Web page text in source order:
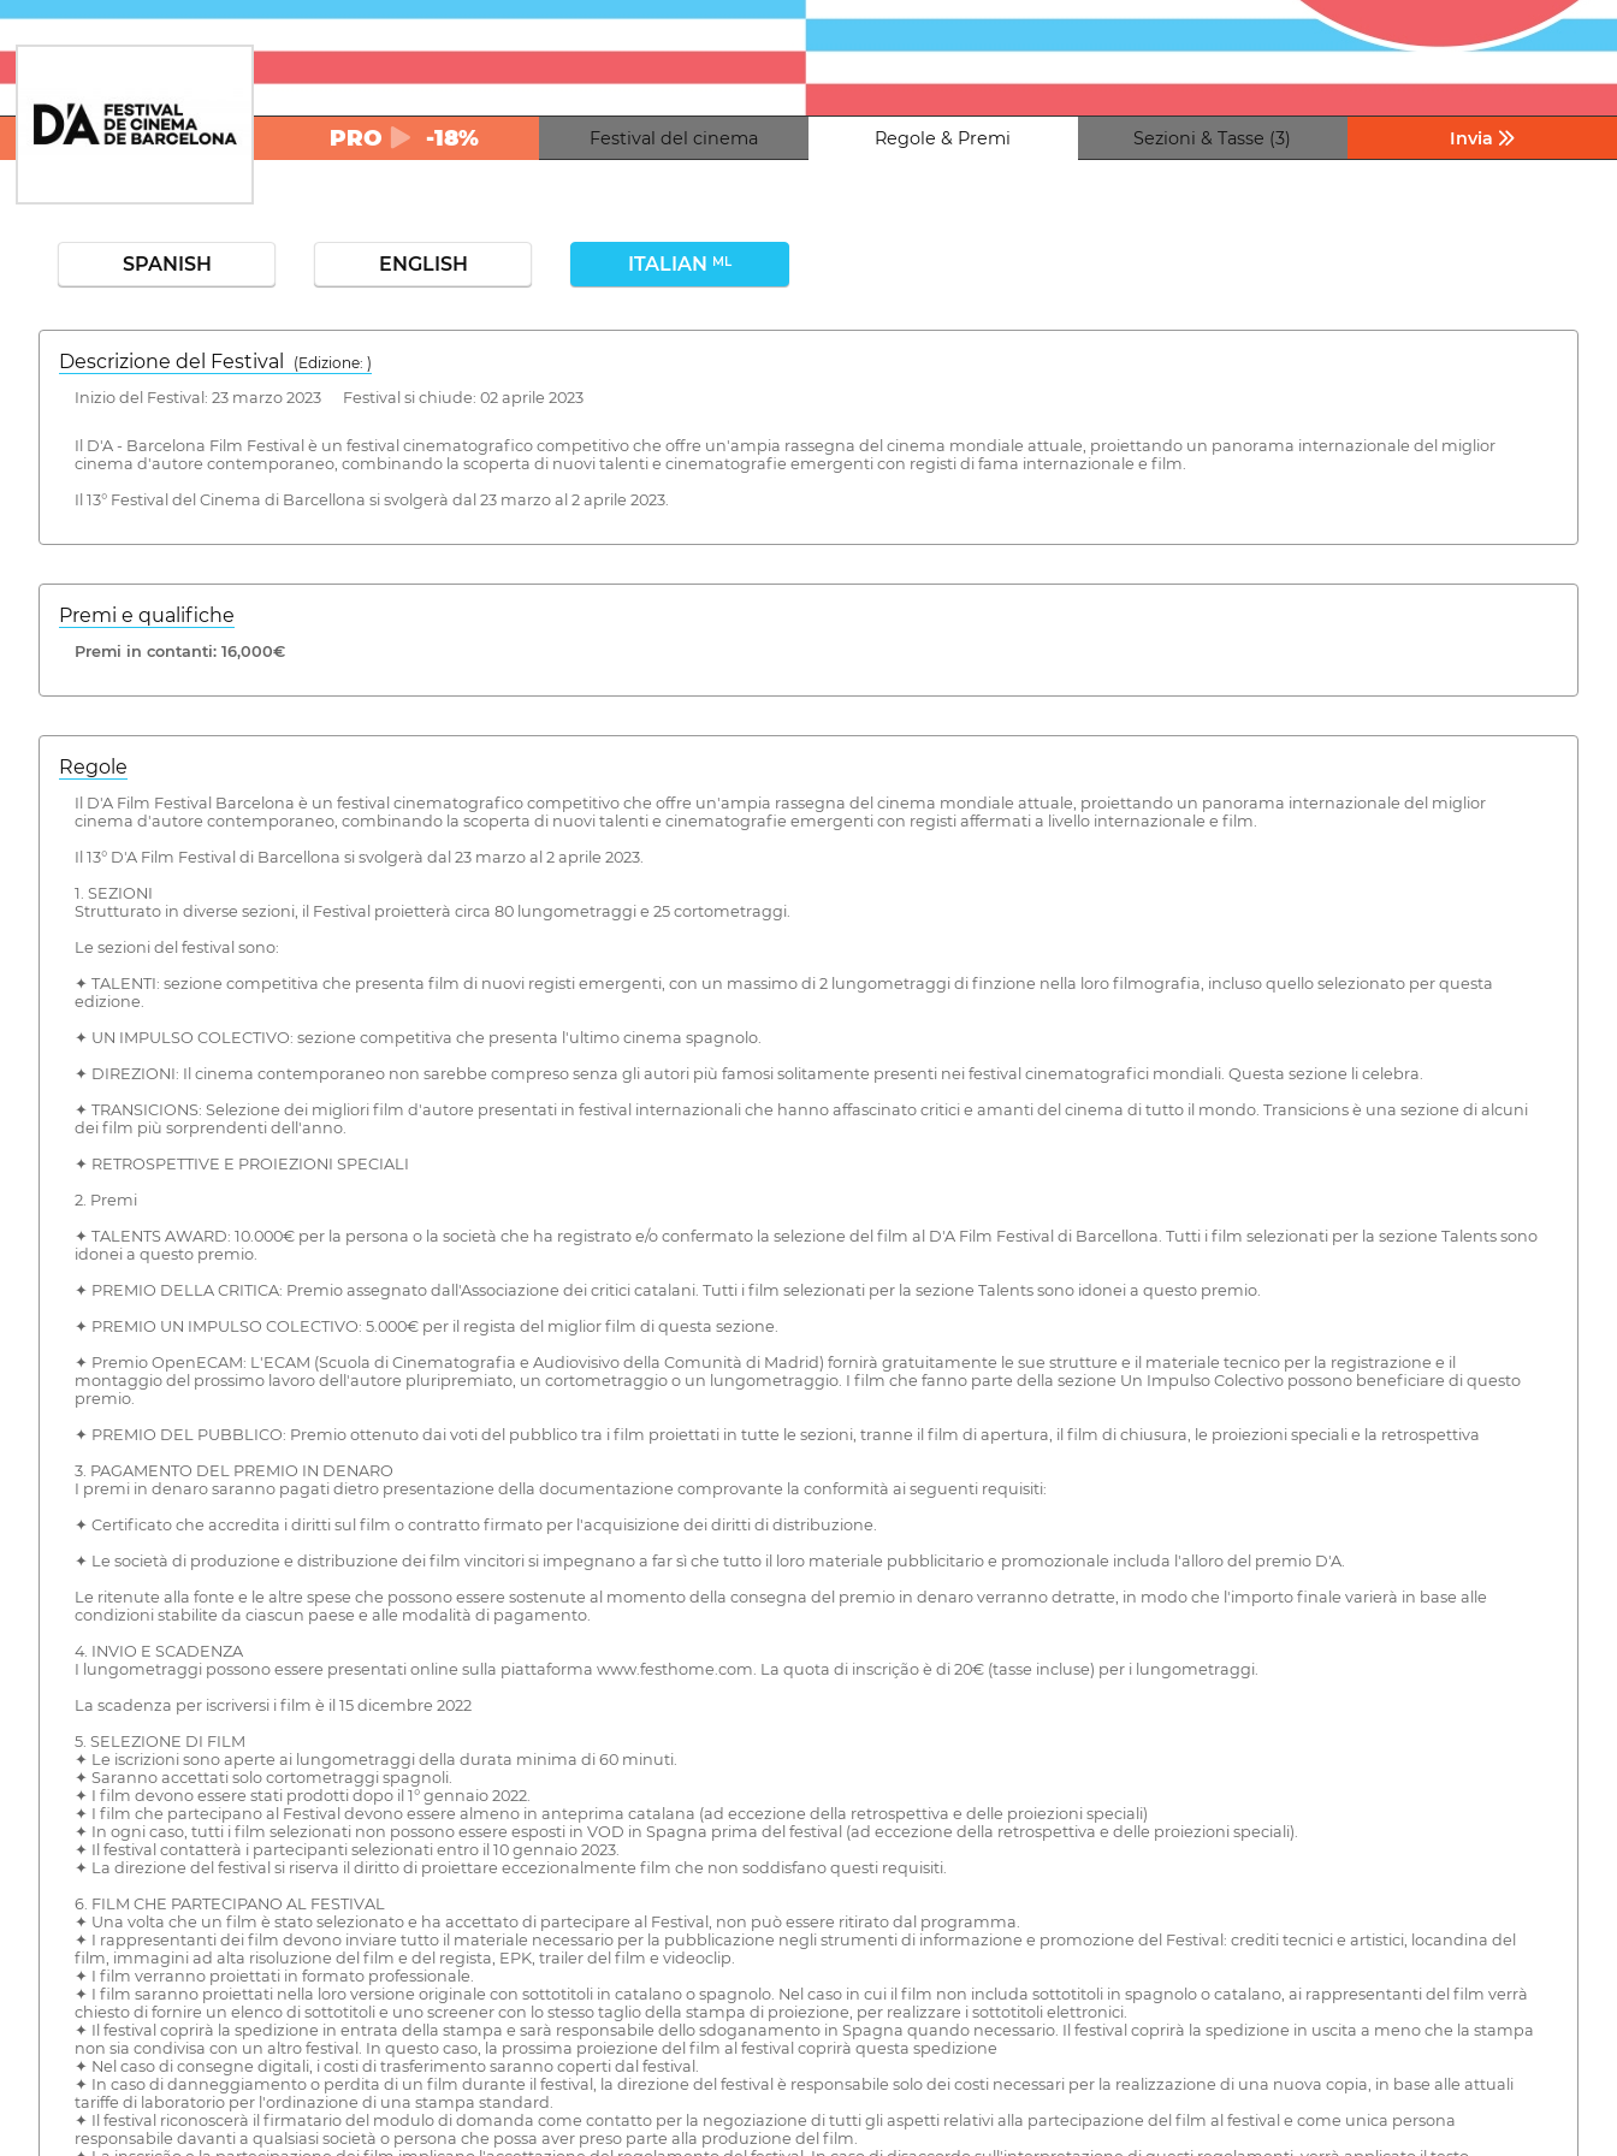
PRO -18% Festival del cinema Regole & Premi Sezioni & Tasse (3) Invia
SPANISH ENGLISH ITALIAN ML
Descrizione del Festival
( Edizione: )
Inizio del Festival: 23 marzo 2023 Festival si chiude: 02 aprile 2023
Il D'A - Barcelona Film Festival è un festival cinematografico competitivo che offre un'ampia rassegna del cinema mondiale attuale, proiettando un panorama internazionale del miglior
cinema d'autore contemporaneo, combinando la scoperta di nuovi talenti e cinematografie emergenti con registi di fama internazionale e film.
Il 13° Festival del Cinema di Barcellona si svolgerà dal 23 marzo al 2 aprile 2023.
Premi e qualifiche
Premi in contanti: 16,000€
Regole
Il D'A Film Festival Barcelona è un festival cinematografico competitivo che offre un'ampia rassegna del cinema mondiale attuale, proiettando un panorama internazionale del miglior
cinema d'autore contemporaneo, combinando la scoperta di nuovi talenti e cinematografie emergenti con registi affermati a livello internazionale e film.
Il 13° D'A Film Festival di Barcellona si svolgerà dal 23 marzo al 2 aprile 2023.
1. SEZIONI
Strutturato in diverse sezioni, il Festival proietterà circa 80 lungometraggi e 25 cortometraggi.
Le sezioni del festival sono:
✦ TALENTI: sezione competitiva che presenta film di nuovi registi emergenti, con un massimo di 2 lungometraggi di finzione nella loro filmografia, incluso quello selezionato per questa
edizione.
✦ UN IMPULSO COLECTIVO: sezione competitiva che presenta l'ultimo cinema spagnolo.
✦ DIREZIONI: Il cinema contemporaneo non sarebbe compreso senza gli autori più famosi solitamente presenti nei festival cinematografici mondiali. Questa sezione li celebra.
✦ TRANSICIONS: Selezione dei migliori film d'autore presentati in festival internazionali che hanno affascinato critici e amanti del cinema di tutto il mondo. Transicions è una sezione di alcuni
dei film più sorprendenti dell'anno.
✦ RETROSPETTIVE E PROIEZIONI SPECIALI
2. Premi
✦ TALENTS AWARD: 10.000€ per la persona o la società che ha registrato e/o confermato la selezione del film al D'A Film Festival di Barcellona. Tutti i film selezionati per la sezione Talents sono
idonei a questo premio.
✦ PREMIO DELLA CRITICA: Premio assegnato dall'Associazione dei critici catalani. Tutti i film selezionati per la sezione Talents sono idonei a questo premio.
✦ PREMIO UN IMPULSO COLECTIVO: 5.000€ per il regista del miglior film di questa sezione.
✦ Premio OpenECAM: L'ECAM (Scuola di Cinematografia e Audiovisivo della Comunità di Madrid) fornirà gratuitamente le sue strutture e il materiale tecnico per la registrazione e il
montaggio del prossimo lavoro dell'autore pluripremiato, un cortometraggio o un lungometraggio. I film che fanno parte della sezione Un Impulso Colectivo possono beneficiare di questo
premio.
✦ PREMIO DEL PUBBLICO: Premio ottenuto dai voti del pubblico tra i film proiettati in tutte le sezioni, tranne il film di apertura, il film di chiusura, le proiezioni speciali e la retrospettiva
3. PAGAMENTO DEL PREMIO IN DENARO
I premi in denaro saranno pagati dietro presentazione della documentazione comprovante la conformità ai seguenti requisiti:
✦ Certificato che accredita i diritti sul film o contratto firmato per l'acquisizione dei diritti di distribuzione.
✦ Le società di produzione e distribuzione dei film vincitori si impegnano a far sì che tutto il loro materiale pubblicitario e promozionale includa l'alloro del premio D'A.
Le ritenute alla fonte e le altre spese che possono essere sostenute al momento della consegna del premio in denaro verranno detratte, in modo che l'importo finale varierà in base alle
condizioni stabilite da ciascun paese e alle modalità di pagamento.
4. INVIO E SCADENZA
I lungometraggi possono essere presentati online sulla piattaforma www.festhome.com. La quota di inscrição è di 20€ (tasse incluse) per i lungometraggi.
La scadenza per iscriversi i film è il 15 dicembre 2022
5. SELEZIONE DI FILM
✦ Le iscrizioni sono aperte ai lungometraggi della durata minima di 60 minuti.
✦ Saranno accettati solo cortometraggi spagnoli.
✦ I film devono essere stati prodotti dopo il 1° gennaio 2022.
✦ I film che partecipano al Festival devono essere almeno in anteprima catalana (ad eccezione della retrospettiva e delle proiezioni speciali)
✦ In ogni caso, tutti i film selezionati non possono essere esposti in VOD in Spagna prima del festival (ad eccezione della retrospettiva e delle proiezioni speciali).
✦ Il festival contatterà i partecipanti selezionati entro il 10 gennaio 2023.
✦ La direzione del festival si riserva il diritto di proiettare eccezionalmente film che non soddisfano questi requisiti.
6. FILM CHE PARTECIPANO AL FESTIVAL
✦ Una volta che un film è stato selezionato e ha accettato di partecipare al Festival, non può essere ritirato dal programma.
✦ I rappresentanti dei film devono inviare tutto il materiale necessario per la pubblicazione negli strumenti di informazione e promozione del Festival: crediti tecnici e artistici, locandina del
film, immagini ad alta risoluzione del film e del regista, EPK, trailer del film e videoclip.
✦ I film verranno proiettati in formato professionale.
✦ I film saranno proiettati nella loro versione originale con sottotitoli in catalano o spagnolo. Nel caso in cui il film non includa sottotitoli in spagnolo o catalano, ai rappresentanti del film verrà
chiesto di fornire un elenco di sottotitoli e uno screener con lo stesso taglio della stampa di proiezione, per realizzare i sottotitoli elettronici.
✦ Il festival coprirà la spedizione in entrata della stampa e sarà responsabile dello sdoganamento in Spagna quando necessario. Il festival coprirà la spedizione in uscita a meno che la stampa
non sia condivisa con un altro festival. In questo caso, la prossima proiezione del film al festival coprirà questa spedizione
✦ Nel caso di consegne digitali, i costi di trasferimento saranno coperti dal festival.
✦ In caso di danneggiamento o perdita di un film durante il festival, la direzione del festival è responsabile solo dei costi necessari per la realizzazione di una nuova copia, in base alle attuali
tariffe di laboratorio per l'ordinazione di una stampa standard.
✦ Il festival riconoscerà il firmatario del modulo di domanda come contatto per la negoziazione di tutti gli aspetti relativi alla partecipazione del film al festival e come unica persona
responsabile davanti a qualsiasi società o persona che possa aver preso parte alla produzione del film.